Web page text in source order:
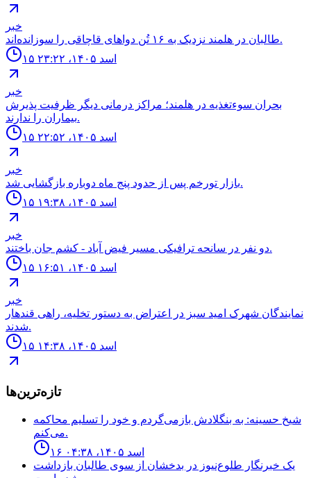
خبر
طالبان در هلمند نزدیک به ۱۶ تُن دواهای قاچاقی را سوزانده‌اند.
۱۵ اسد ۱۴۰۵، ۲۳:۲۲
خبر
بحران سوءتغذیه در هلمند؛ مراکز درمانی دیگر ظرفیت پذیرش
بیماران را ندارند.
۱۵ اسد ۱۴۰۵، ۲۲:۵۲
خبر
بازار تورخم پس از حدود پنج ماه دوباره بازگشایی شد.
۱۵ اسد ۱۴۰۵، ۱۹:۳۸
خبر
دو نفر در سانحه ترافيكى مسير فيض آباد - كشم جان باختند.
۱۵ اسد ۱۴۰۵، ۱۶:۵۱
خبر
نمايندگان شهرک اميد سبز در اعتراض به دستور تخليه، راهى قندهار
شدند.
۱۵ اسد ۱۴۰۵، ۱۴:۳۸
تازه‌ترین‌ها
شیخ حسینه: به بنگلادش بازمی‌گردم و خود را تسلیم محاکمه
می‌کنم.
۱۶ اسد ۱۴۰۵، ۰۴:۳۸
یک خبرنگار طلوع‌نیوز در بدخشان از سوی طالبان بازداشت